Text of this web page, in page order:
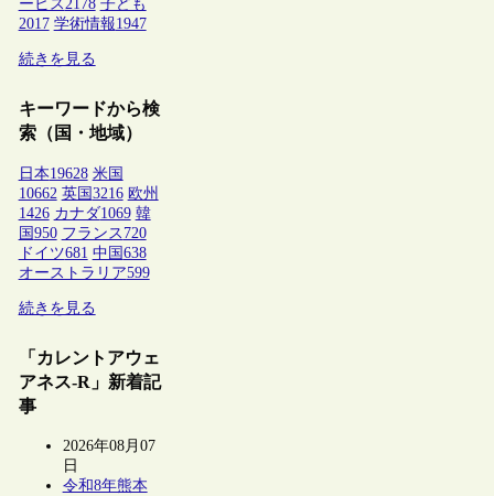
ービス2178 子ども
2017 学術情報1947
続きを見る
キーワードから検
索（国・地域）
日本19628 米国
10662 英国3216 欧州
1426 カナダ1069 韓
国950 フランス 720
ドイツ681 中国638
オーストラリア599
続きを見る
「カレントアウェ
アネス-R」新着記
事
2026年08月07
日
令和8年熊本